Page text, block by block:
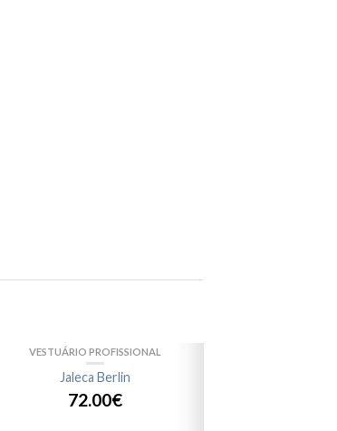
VESTUÁRIO PROFISSIONAL
Jaleca Berlin
72.00€